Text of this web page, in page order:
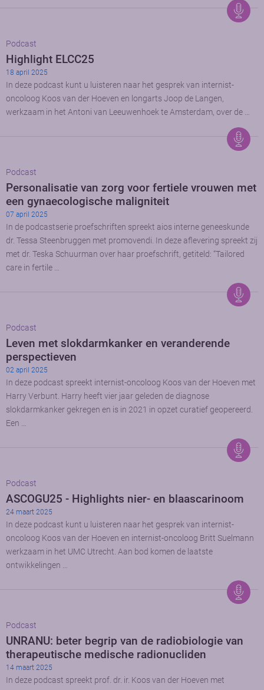
Podcast
Highlight ELCC25
18 april 2025
In deze podcast kunt u luisteren naar het gesprek van internist-
oncoloog Koos van der Hoeven en longarts Joop de Langen,
werkzaam in het Antoni van Leeuwenhoek te Amsterdam, over de …
Podcast
Personalisatie van zorg voor fertiele vrouwen met
een gynaecologische maligniteit
07 april 2025
In de podcastserie proefschriften spreekt aios interne geneeskunde
dr. Tessa Steenbruggen met promovendi. In deze aflevering spreekt zij
met dr. Teska Schuurman over haar proefschrift, getiteld: “Tailored
care in fertile …
Podcast
Leven met slokdarmkanker en veranderende
perspectieven
02 april 2025
In deze podcast spreekt internist-oncoloog Koos van der Hoeven met
Harry Verbunt. Harry heeft vier jaar geleden de diagnose
slokdarmkanker gekregen en is in 2021 in opzet curatief geopereerd.
Een …
Podcast
ASCOGU25 - Highlights nier- en blaascarinoom
24 maart 2025
In deze podcast kunt u luisteren naar het gesprek van internist-
oncoloog Koos van der Hoeven en internist-oncoloog Britt Suelmann
werkzaam in het UMC Utrecht. Aan bod komen de laatste
ontwikkelingen …
Podcast
UNRANU: beter begrip van de radiobiologie van
therapeutische medische radionucliden
14 maart 2025
In deze podcast spreekt prof. dr. ir. Koos van der Hoeven met